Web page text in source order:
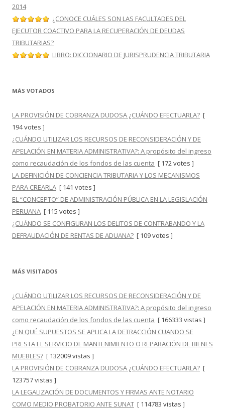
2014
¿CONOCE CUÁLES SON LAS FACULTADES DEL
EJECUTOR COACTIVO PARA LA RECUPERACIÓN DE DEUDAS
TRIBUTARIAS?
LIBRO: DICCIONARIO DE JURISPRUDENCIA TRIBUTARIA
MÁS VOTADOS
LA PROVISIÓN DE COBRANZA DUDOSA ¿CUÁNDO EFECTUARLA? [
194 votes ]
¿CUÁNDO UTILIZAR LOS RECURSOS DE RECONSIDERACIÓN Y DE
APELACIÓN EN MATERIA ADMINISTRATIVA?: A propósito del ingreso
como recaudación de los fondos de las cuenta [ 172 votes ]
LA DEFINICIÓN DE CONCIENCIA TRIBUTARIA Y LOS MECANISMOS
PARA CREARLA [ 141 votes ]
EL “CONCEPTO” DE ADMINISTRACIÓN PÚBLICA EN LA LEGISLACIÓN
PERUANA [ 115 votes ]
¿CUÁNDO SE CONFIGURAN LOS DELITOS DE CONTRABANDO Y LA
DEFRAUDACIÓN DE RENTAS DE ADUANA? [ 109 votes ]
MÁS VISITADOS
¿CUÁNDO UTILIZAR LOS RECURSOS DE RECONSIDERACIÓN Y DE
APELACIÓN EN MATERIA ADMINISTRATIVA?: A propósito del ingreso
como recaudación de los fondos de las cuenta [ 166333 vistas ]
¿EN QUÉ SUPUESTOS SE APLICA LA DETRACCIÓN CUANDO SE
PRESTA EL SERVICIO DE MANTENIMIENTO O REPARACIÓN DE BIENES
MUEBLES? [ 132009 vistas ]
LA PROVISIÓN DE COBRANZA DUDOSA ¿CUÁNDO EFECTUARLA? [
123757 vistas ]
LA LEGALIZACIÓN DE DOCUMENTOS Y FIRMAS ANTE NOTARIO
COMO MEDIO PROBATORIO ANTE SUNAT [ 114783 vistas ]